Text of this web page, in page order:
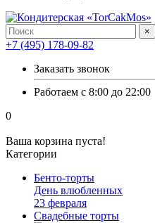
×
+7 (495) 178-09-82
Заказать звонок
Работаем с 8:00 до 22:00
0
Ваша корзина пуста!
Категории
Бенто-торты
День влюбленных
23 февраля
Свадебные торты